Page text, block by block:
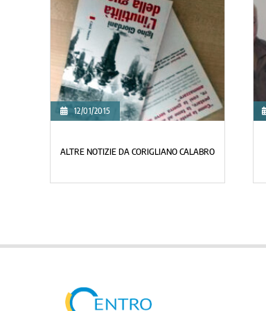
12/01/2015
ALTRE NOTIZIE DA CORIGLIANO CALABRO